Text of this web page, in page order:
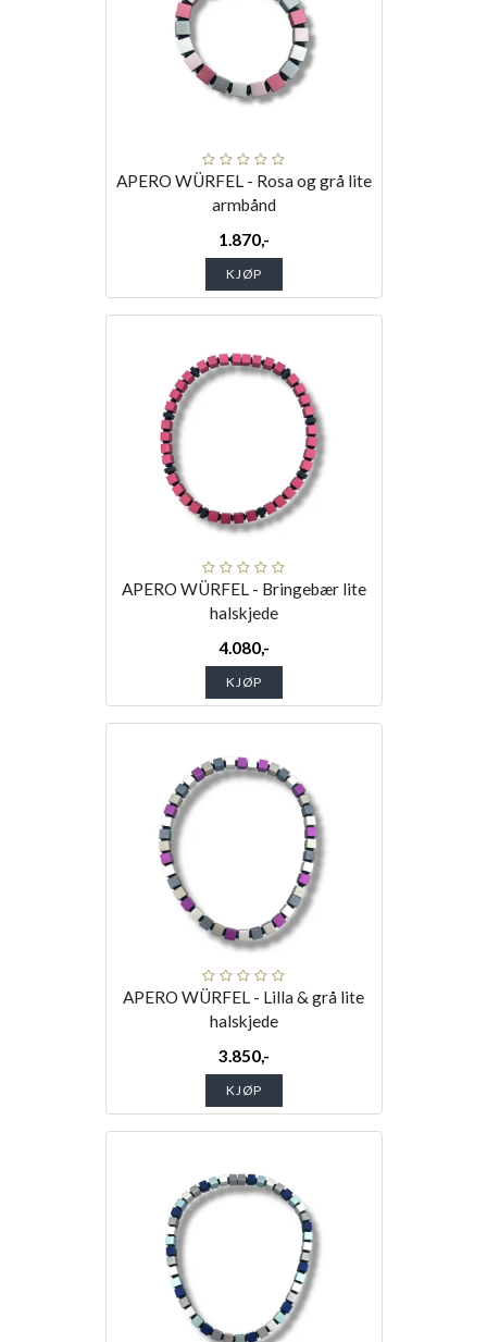
APERO WÜRFEL - Rosa og grå lite
armbånd
1.870,-
KJØP
APERO WÜRFEL - Bringebær lite
halskjede
4.080,-
KJØP
APERO WÜRFEL - Lilla & grå lite
halskjede
3.850,-
KJØP